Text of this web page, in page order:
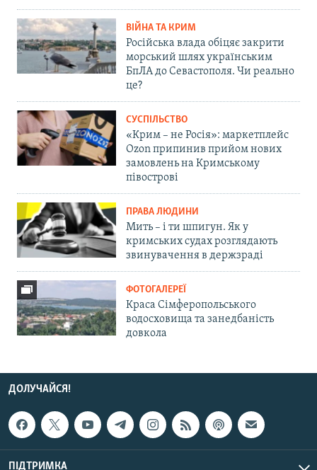
ВІЙНА ТА КРИМ
Російська влада обіцяє закрити
морський шлях українським
БпЛА до Севастополя. Чи реально
це?
СУСПІЛЬСТВО
«Крим – не Росія»: маркетплейс
Ozon припинив прийом нових
замовлень на Кримському
півострові
ПРАВА ЛЮДИНИ
Мить – і ти шпигун. Як у
кримських судах розглядають
звинувачення в держзраді
ФОТОГАЛЕРЕЇ
Краса Сімферопольського
водосховища та занедбаність
довкола
ДОЛУЧАЙСЯ!
ПІДТРИМКА